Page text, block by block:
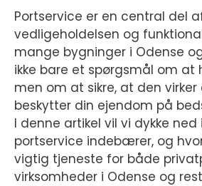
Portservice er en central del
vedligeholdelsen og
mange bygninger i Odense
ikke bare et spørgsmål om at
men om at sikre, at den
beskytter din ejendom på
I denne artikel vil vi dykke ned
portservice indebærer, og
vigtig tjeneste for både
virksomheder i Odense og